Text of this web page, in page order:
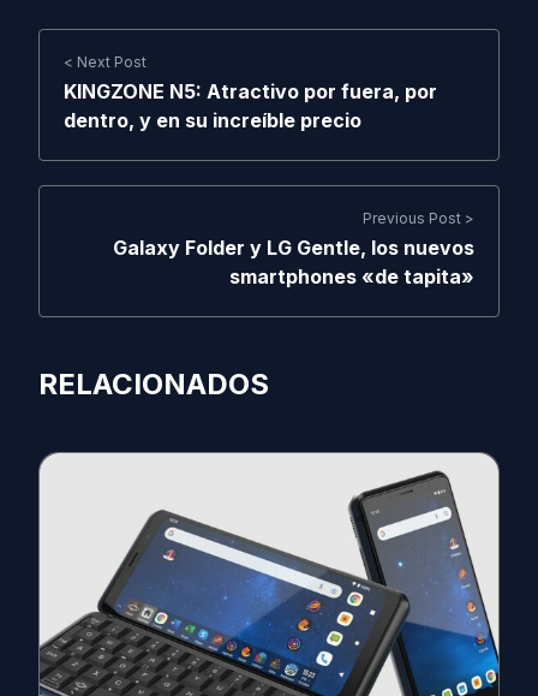
< Next Post
KINGZONE N5: Atractivo por fuera, por
dentro, y en su increíble precio
Previous Post >
Galaxy Folder y LG Gentle, los nuevos
smartphones «de tapita»
RELACIONADOS